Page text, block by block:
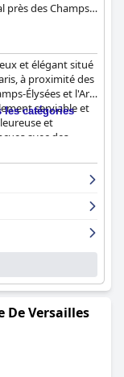
près des Champs-
et élégant situé
à proximité des
Élysées et l'Arc
serviable et
et
avec des
Lalique, et
ne tarissent
présenté,
installations du
piscine, se
et confortable, ce
Dans
pour ceux
situé, avec un
les catégories
De Versailles